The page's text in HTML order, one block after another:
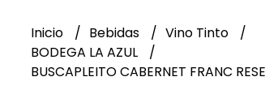
Inicio Bebidas
Vino Tinto
BODEGA LA AZUL
BUSCAPLEITO CABERNET FRANC